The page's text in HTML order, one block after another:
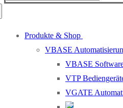
Produkte & Shop
VBASE
VBASE
VTP
VGATE